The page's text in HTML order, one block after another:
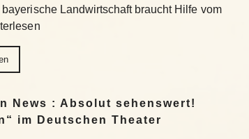
bayerische Landwirtschaft braucht Hilfe vom
News : Absolut sehenswert!
im Deutschen Theater